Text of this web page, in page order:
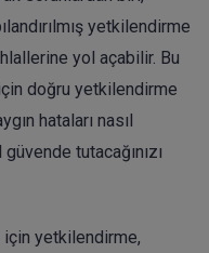
yetkilendirme
yol açabilir. Bu
doğru yetkilendirme
hataları nasıl
tutacağınızı
için yetkilendirme,